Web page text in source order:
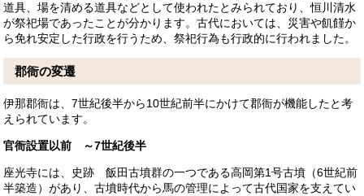
道具、場を清める道具などとして使われたとみられており、恒川清水
が祭祀場であったことが分かります。古代においては、災害や飢饉か
ら免れ安定した行政を行うため、祭祀行為も行政的に行われました。
郡衙の変遷
伊那郡衙は、7世紀後半から10世紀前半にかけて郡衙が機能したと考
えられています。
官衙設置以前 ～7世紀後半
座光寺には、史跡 飯田古墳群の一つである高岡第1号古墳（6世紀前
半築造）があり、古墳時代から馬の管理によって古代国家を支えてい